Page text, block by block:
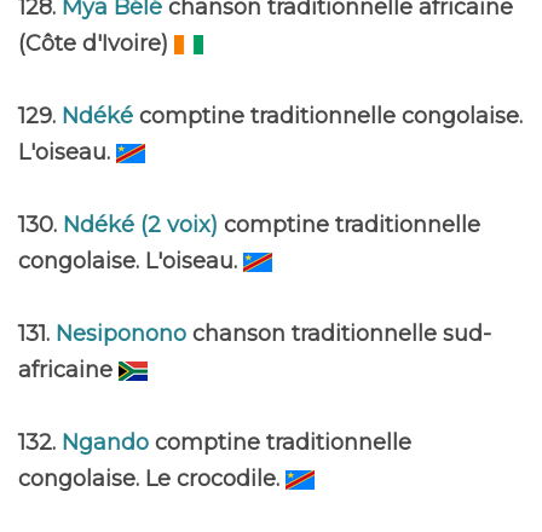
128. Mya Bélé chanson traditionnelle africaine
(Côte d'Ivoire)
129. Ndéké comptine traditionnelle congolaise.
L'oiseau.
130. Ndéké (2 voix) comptine traditionnelle
congolaise. L'oiseau.
131. Nesiponono chanson traditionnelle sud-
africaine
132. Ngando comptine traditionnelle
congolaise. Le crocodile.